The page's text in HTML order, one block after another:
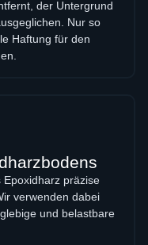
der Untergrund
Nur so
Haftung für den
präzise
verwenden dabei
und belastbare